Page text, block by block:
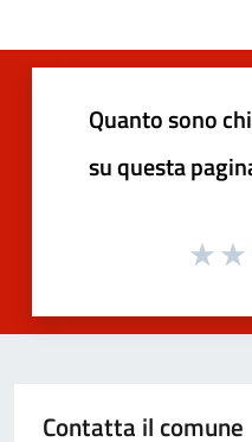
Quanto sono
su questa
Contatta il comune